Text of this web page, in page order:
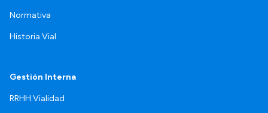
Normativa
Historia Vial
Gestión Interna
RRHH Vialidad